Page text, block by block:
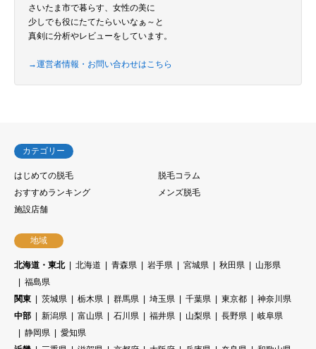
さいたま市で暮らす、女性の美に
少しでも役にたてたらいいなぁ～と
真剣に分析やレビューをしています。
→運営者情報・お問い合わせはこちら
カテゴリー
はじめての脱毛
脱毛コラム
おすすめランキング
メンズ脱毛
施設店舗
地域
北海道・東北 北海道 青森県 岩手県 宮城県 秋田県
山形県
福島県
関東
茨城県 栃木県 群馬県 埼玉県 千葉県 東京都
神奈川県
中部
新潟県 富山県 石川県 福井県 山梨県 長野県
岐阜県
静岡県
愛知県